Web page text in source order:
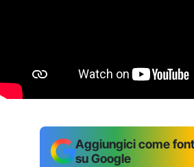
Aggiungici come
su Google